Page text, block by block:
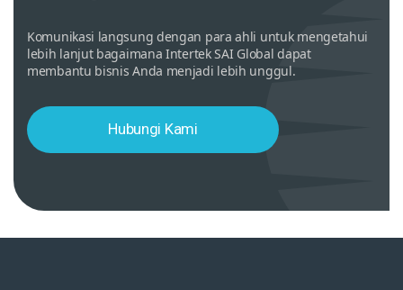
Komunikasi langsung dengan para ahli untuk mengetahui
lebih lanjut bagaimana Intertek SAI Global dapat
membantu bisnis Anda menjadi lebih unggul.
Hubungi Kami